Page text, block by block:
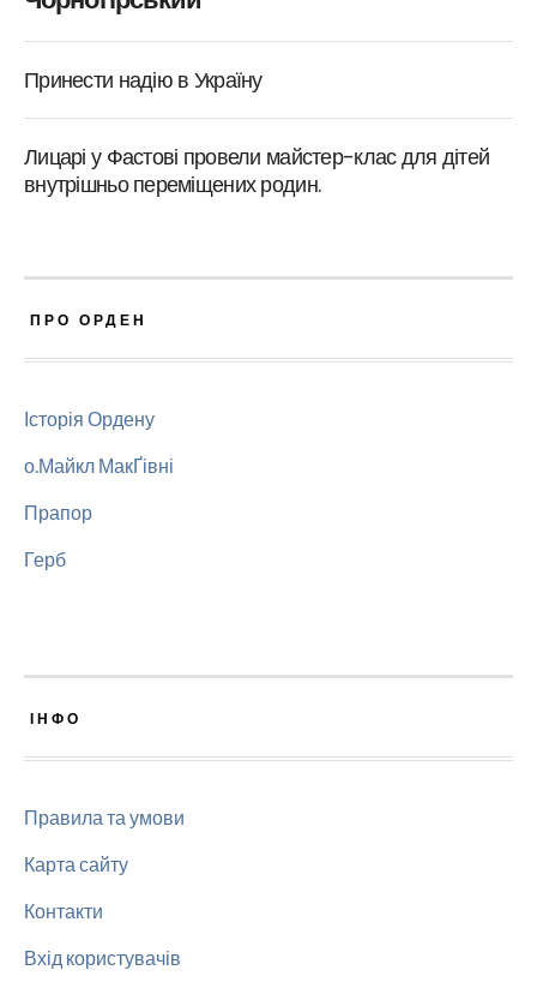
Принести надію в Україну
Лицарі у Фастові провели майстер-клас для дітей
внутрішньо переміщених родин.
ПРО ОРДЕН
Історія Ордену
о.Майкл МакҐівні
Прапор
Герб
ІНФО
Правила та умови
Карта сайту
Контакти
Вхід користувачів